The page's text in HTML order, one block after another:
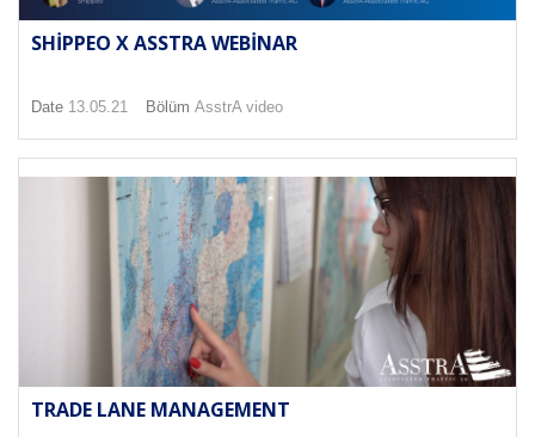
SHIPPEO X ASSTRA WEBINAR
Date 13.05.21 Bölüm AsstrA video
TRADE LANE MANAGEMENT